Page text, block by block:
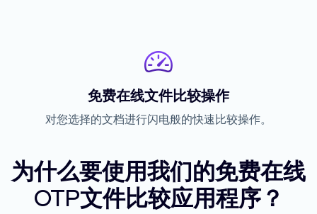
免费在线文件比较操作
对您选择的文档进行闪电般的快速比较操作。
为什么要使用我们的免费在线
OTP文件比较应用程序？